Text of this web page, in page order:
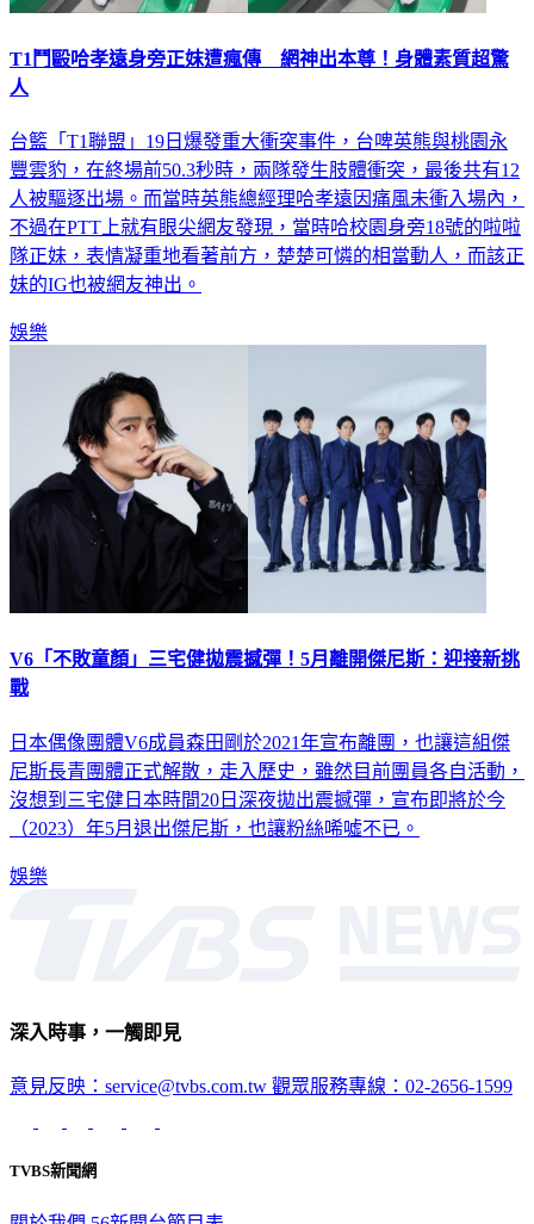
T1鬥毆哈孝遠身旁正妺遭瘋傳 網神出本尊！身體素質超驚
人
台籃「T1聯盟」19日爆發重大衝突事件，台啤英熊與桃園永
豐雲豹，在終場前50.3秒時，兩隊發生肢體衝突，最後共有12
人被驅逐出場。而當時英熊總經理哈孝遠因痛風未衝入場內，
不過在PTT上就有眼尖網友發現，當時哈校園身旁18號的啦啦
隊正妹，表情凝重地看著前方，楚楚可憐的相當動人，而該正
妹的IG也被網友神出。
娛樂
V6「不敗童顏」三宅健拋震撼彈！5月離開傑尼斯：迎接新挑
戰
日本偶像團體V6成員森田剛於2021年宣布離團，也讓這組傑
尼斯長青團體正式解散，走入歷史，雖然目前團員各自活動，
沒想到三宅健日本時間20日深夜拋出震撼彈，宣布即將於今
（2023）年5月退出傑尼斯，也讓粉絲唏噓不已。
娛樂
深入時事，一觸即見
意見反映：service@tvbs.com.tw 觀眾服務專線：02-2656-1599
TVBS新聞網